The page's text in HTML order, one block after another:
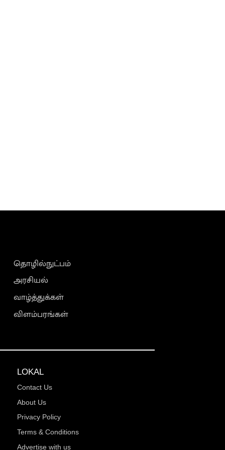
தொழில்நுட்பம்
அரசியல்
வாழ்த்துக்கள்
விளம்பரங்கள்
LOKAL
Contact Us
About Us
Privacy Policy
Terms & Conditions
Advertise with us